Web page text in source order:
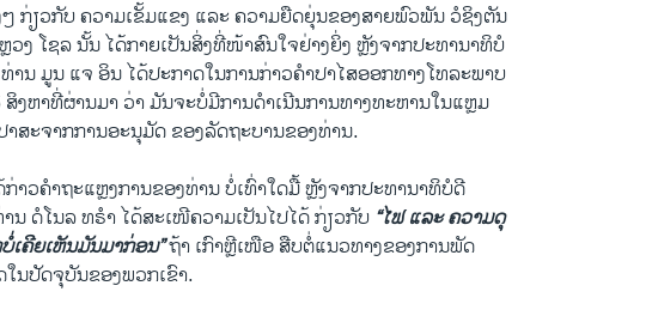
ກ່ຽວກັບ ຄວາມເຂັ້ມແຂງ ແລະ ຄວາມຍືດຍຸ່ນຂອງສາຍພົວພັນ ວໍຊິງຕັນ
ງ ໂຊລ ນັ້ນ ໄດ້ກາຍເປັນສິ່ງທີ່ໜ້າສົນໃຈຢ່າງຍິ່ງ ຫຼັງຈາກປະທານາທິບໍ
ານ ມູນ ແຈ ອິນ ໄດ້ປະກາດໃນການກ່າວຄຳປາໄສອອກທາງໂທລະພາບ
ງຫາທີ່ຜ່ານມາ ວ່າ ມັນຈະບໍ່ມີການດຳເນີນການທາງທະຫານໃນແຫຼມ
າສະຈາກການອະນຸມັດ ຂອງລັດຖະບານຂອງທ່ານ.
າວຄຳຖະແຫຼງການຂອງທ່ານ ບໍ່ເທົ່າໃດມື້ ຫຼັງຈາກປະທານາທິບໍດີ
ນ ດໍໂນລ ທຣຳ ໄດ້ສະເໜີຄວາມເປັນໄປໄດ້ ກ່ຽວກັບ “ໄຟ ແລະ ຄວາມດຸ
ເຄີຍເຫັນມັນມາກ່ອນ”ຖ້າ ເກົາຫຼີເໜືອ ສືບຕໍ່ແນວທາງຂອງການພັດ
ນປັດຈຸບັນຂອງພວກເຂົາ.